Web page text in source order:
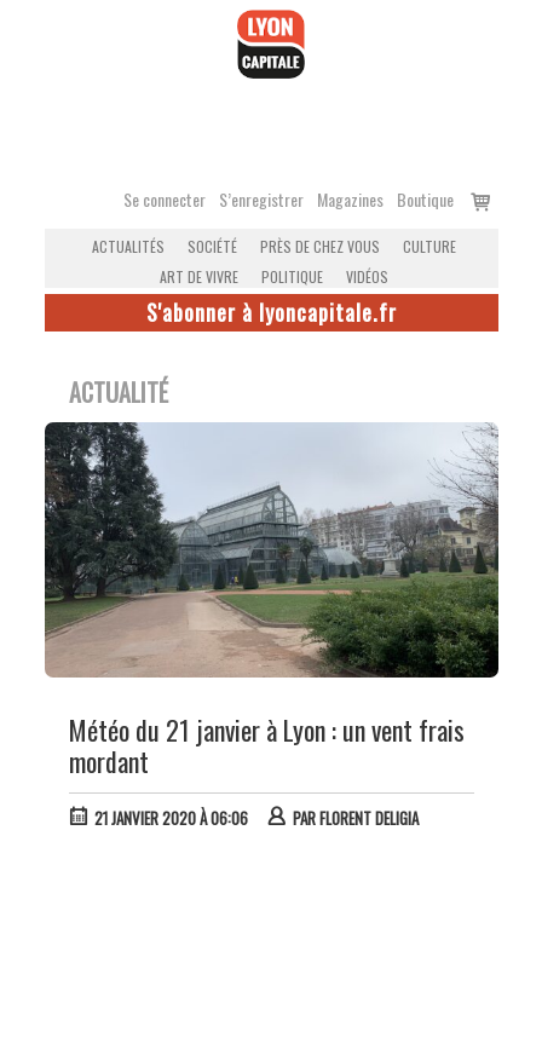
Se connecter S’enregistrer Magazines Boutique
Voir
ACTUALITÉS SOCIÉTÉ PRÈS DE CHEZ VOUS
CULTURE
ART DE VIVRE
POLITIQUE VIDÉOS
S'abonner à lyoncapitale.fr
ACTUALITÉ
Météo du 21 janvier à Lyon : un vent frais
mordant
21 JANVIER 2020 À 06:06 PARFLORENT DELIGIA